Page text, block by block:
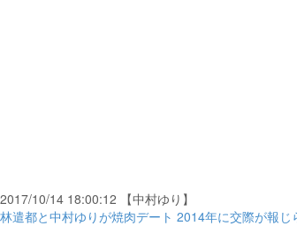
2017/10/14 18:00:12 【中村ゆり】
林遣都と中村ゆりが焼肉デート 2014年に交際が報